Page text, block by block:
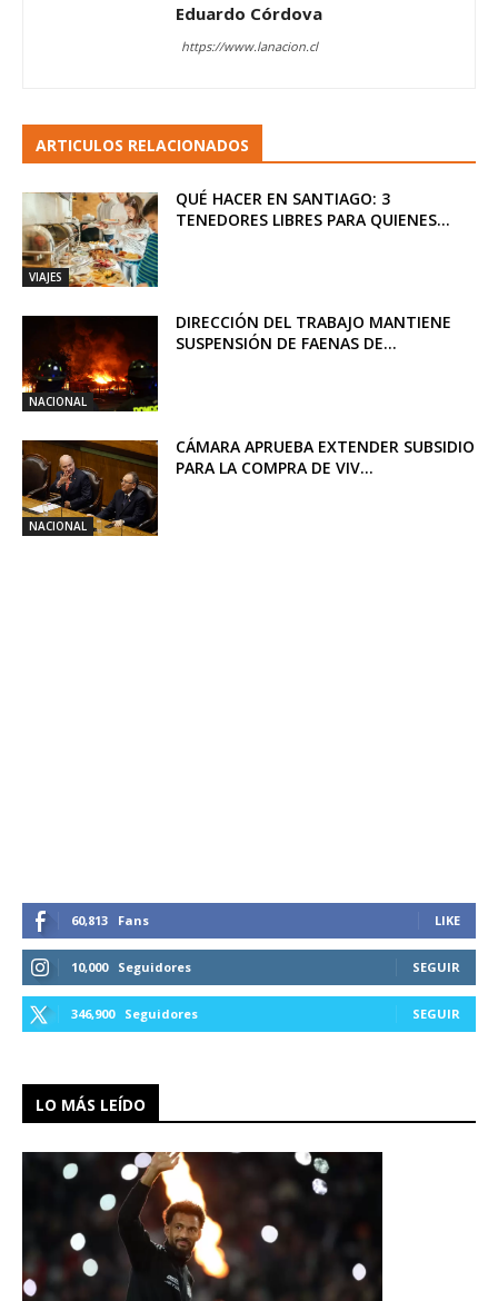
Eduardo Córdova
https://www.lanacion.cl
ARTICULOS RELACIONADOS
VIAJES
QUÉ HACER EN SANTIAGO: 3
TENEDORES LIBRES PARA QUIENES...
NACIONAL
DIRECCIÓN DEL TRABAJO MANTIENE
SUSPENSIÓN DE FAENAS DE...
NACIONAL
CÁMARA APRUEBA EXTENDER SUBSIDIO
PARA LA COMPRA DE VIV...
60,813 Fans LIKE
10,000 Seguidores SEGUIR
346,900 Seguidores SEGUIR
LO MÁS LEÍDO